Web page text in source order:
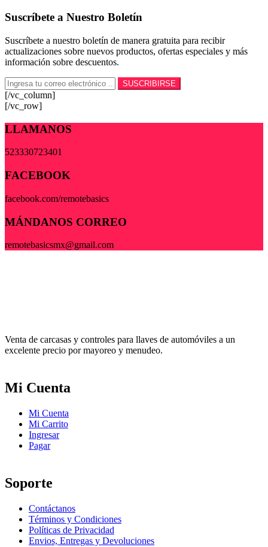
Suscríbete a Nuestro Boletín
Suscríbete a nuestro boletín de manera gratuita para recibir
actualizaciones sobre nuevos productos, ofertas especiales y más
información sobre descuentos.
[/vc_column]
[/vc_row]
LLAMANOS
523330723401
FACEBOOK
facebook.com/remotebasics
MÁNDANOS CORREO
remotebasicsmx@gmail.com
Venta de carcasas y controles para llaves de automóviles a un
excelente precio por mayoreo y menudeo.
Mi Cuenta
Mi Cuenta
Mi Carrito
Ingresar
Pagar
Soporte
Contáctanos
Términos y Condiciones
Políticas de Privacidad
Envios, Entregas y Devoluciones